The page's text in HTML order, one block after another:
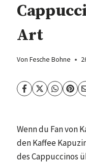
Art
Von Fesche Bohne
Wenn du Fan von
den Kaffee
des Cappuccinos